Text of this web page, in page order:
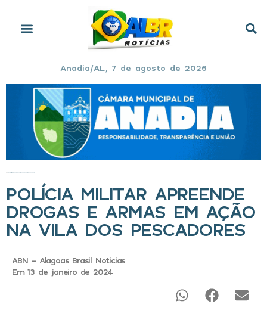
Anadia/AL, 7 de agosto de 2026
POLÍCIA MILITAR APREENDE
DROGAS E ARMAS EM AÇÃO
NA VILA DOS PESCADORES
ABN - Alagoas Brasil Noticias
Em 13 de janeiro de 2024